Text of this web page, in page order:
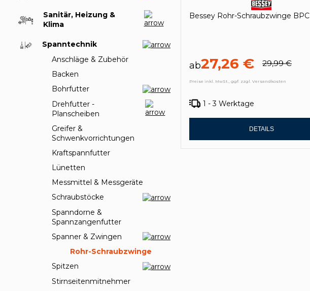
Sanitär, Heizung &
Klima
Spanntechnik
Anschläge & Zubehör
Backen
Bohrfutter
Drehfutter -
Planscheiben
Greifer &
Schwenkvorrichtungen
Kraftspannfutter
Lünetten
Messmittel & Messgeräte
Schraubstöcke
Spanndorne &
Spannzangenfutter
Spanner & Zwingen
Rohr-Schraubzwinge
Spitzen
Stirnseitenmitnehmer
Bessey Rohr-Schraubzwinge BPC
ab27,26 € 29,99 €
Preise inkl. MwSt., ggf. zzgl. Versandkosten
1 - 3 Werktage
DETAILS